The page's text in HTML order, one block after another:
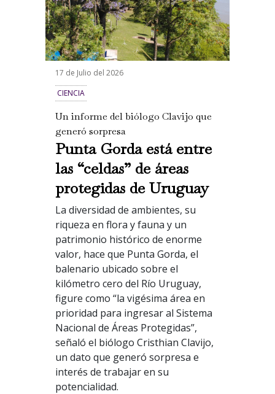
17 de Julio del 2026
CIENCIA
Un informe del biólogo Clavijo que
generó sorpresa
Punta Gorda está entre
las “celdas” de áreas
protegidas de Uruguay
La diversidad de ambientes, su
riqueza en flora y fauna y un
patrimonio histórico de enorme
valor, hace que Punta Gorda, el
balenario ubicado sobre el
kilómetro cero del Río Uruguay,
figure como “la vigésima área en
prioridad para ingresar al Sistema
Nacional de Áreas Protegidas”,
señaló el biólogo Cristhian Clavijo,
un dato que generó sorpresa e
interés de trabajar en su
potencialidad.